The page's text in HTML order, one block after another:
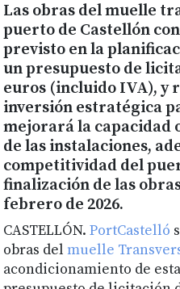
Las obras del muelle
puerto de Castellón
previsto en la
un presupuesto de
euros (incluido IVA), y
inversión estratégica
mejorará la capacidad
de las instalaciones,
competitividad del
finalización de las
febrero de 2026.
CASTELLÓN.PortCastelló
obras delmuelle
acondicionamiento de